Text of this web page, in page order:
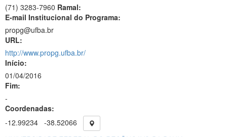
(71) 3283-7960 Ramal:
E-mail Institucional do Programa:
propg@ufba.br
URL:
http://www.propg.ufba.br/
Início:
01/04/2016
Fim:
-
Coordenadas:
-12.99234 -38.52066